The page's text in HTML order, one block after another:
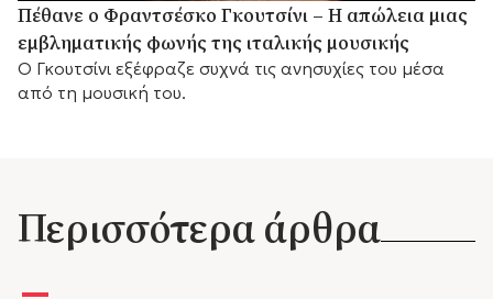
Πέθανε ο Φραντσέσκο Γκουτσίνι – Η απώλεια μιας
εμβληματικής φωνής της ιταλικής μουσικής
Ο Γκουτσίνι εξέφραζε συχνά τις ανησυχίες του μέσα
από τη μουσική του.
Περισσότερα άρθρα